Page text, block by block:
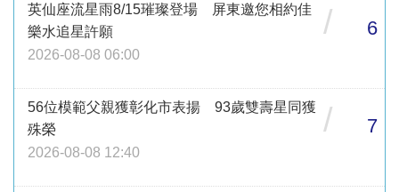
英仙座流星雨8/15璀璨登場 屏東邀您相約佳
樂水追星許願
2026-08-08 06:00
/ 6
56位模範父親獲彰化市表揚 93歲雙壽星同獲
殊榮
2026-08-08 12:40
/ 7